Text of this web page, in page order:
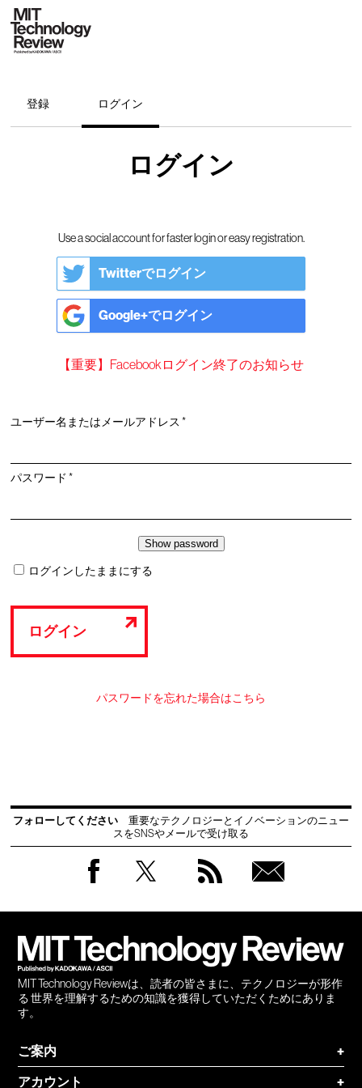
登録 ログイン
ログイン
Use a social account for faster login or easy registration.
Twitterでログイン
Google+でログイン
【重要】Facebookログイン終了のお知らせ
ユーザー名またはメールアドレス*必
パスワード*必
ログインしたままにする
ログイン
パスワードを忘れた場合はこちら
フォローしてください
重要なテクノロジーとイノベーションのニュー
スをSNSやメールで受け取る
MIT Technology Reviewは、読者の皆さまに、テクノロジーが形作
る 世界を理解するための知識を獲得していただくためにありま
す。
ご案内
+
アカウント
+